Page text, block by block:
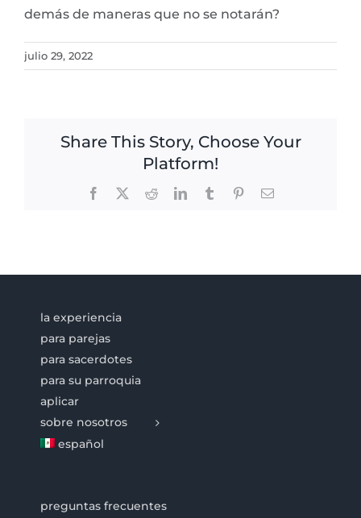
demás de maneras que no se notarán?
julio 29, 2022
Share This Story, Choose Your
Platform!
Facebook RedditLinkedInTumblr PinterestEmail
la experiencia
para parejas
para sacerdotes
para su parroquia
aplicar
sobre nosotros
español
preguntas frecuentes